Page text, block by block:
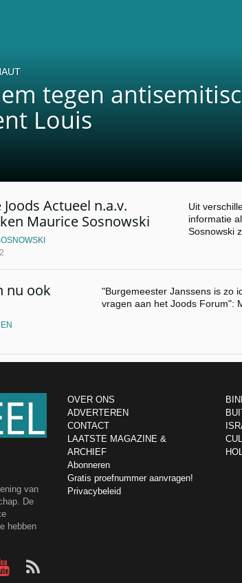
tegen
Louis
Joods Actueel n.a.v.
Maurice Sosnowski
Uit
informatie
Sosnowski
nu ook
"Burgemeester Janssens is zo
vragen aan het Joods Forum":
van
De
hebben
OVER ONS
ADVERTEREN
CONTACT
LAATSTE MAGAZINE &
ARCHIEF
Abonneren
Gratis proefnummer aanvragen!
Privacybeleid